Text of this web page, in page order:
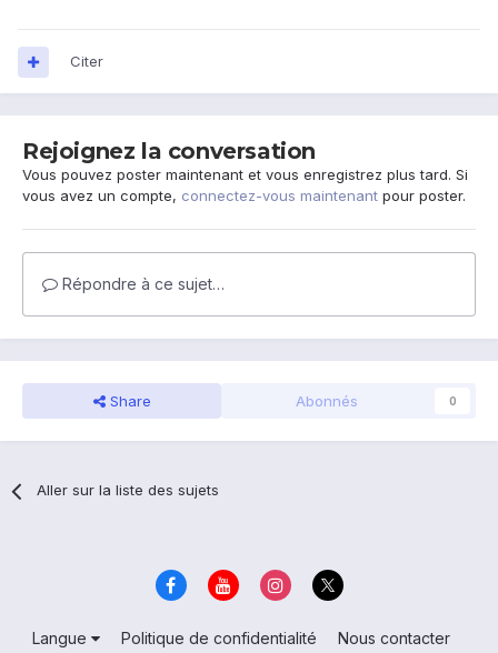
Citer
Rejoignez la conversation
Vous pouvez poster maintenant et vous enregistrez plus tard. Si
vous avez un compte, connectez-vous maintenant pour poster.
Répondre à ce sujet…
Share Abonnés 0
Aller sur la liste des sujets
Langue Politique de confidentialité
Nous contacter